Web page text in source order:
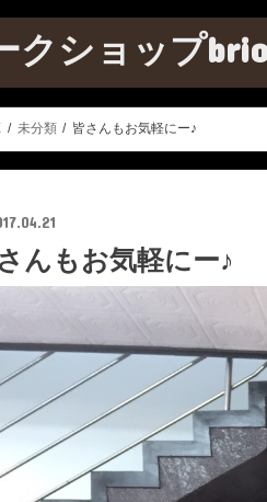
クショップ
未分類 皆さんもお気軽にー♪
んもお気軽にー♪